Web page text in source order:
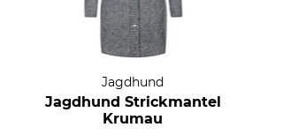
Jagdhund
Jagdhund Strickmantel
Krumau